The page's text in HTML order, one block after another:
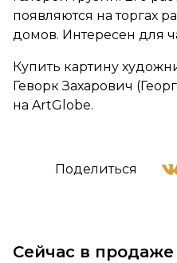
появляются на торгах
домов. Интересен для
Купить картину
Геворк Захарович
на ArtGlobe.
Поделиться
Сейчас в продаже